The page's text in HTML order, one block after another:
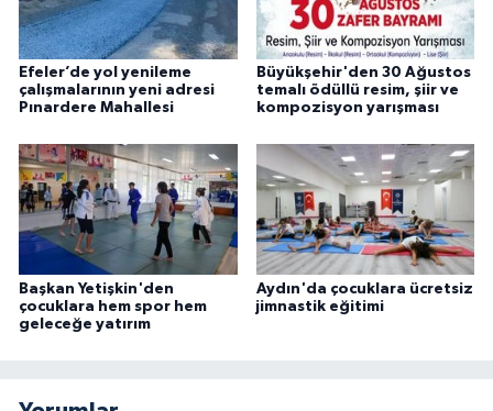
Efeler’de yol yenileme
çalışmalarının yeni adresi
Pınardere Mahallesi
Büyükşehir'den 30 Ağustos
temalı ödüllü resim, şiir ve
kompozisyon yarışması
Başkan Yetişkin'den
çocuklara hem spor hem
geleceğe yatırım
Aydın'da çocuklara ücretsiz
jimnastik eğitimi